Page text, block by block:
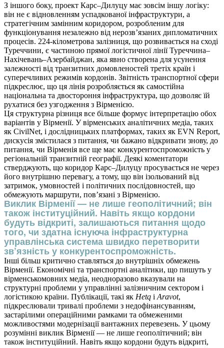
З іншого боку, проект Карс–Дилуцу має зовсім іншу логіку:
він не є відновленням успадкованої інфраструктури, а
стратегічним замінним коридором, розробленим для
функціонування незалежно від нерозв’язаних дипломатичних
процесів. 224-кілометрова залізниця, що розвивається на сході
Туреччини, є частиною прямої логістичної лінії Туреччина–
Нахічевань–Азербайджан, яка явно створена для усунення
залежності від транзитних домовленостей третіх країн і
суперечливих режимів кордонів. Звітність транспортної сфери
підкреслює, що ця лінія розробляється як самостійна
національна та двостороння інфраструктура, що дозволяє їй
рухатися без узгодження з Вірменією.
Ця структурна різниця все більше формує інтерпретацію обох
варіантів у Вірменії. У вірменських аналітичних медіа, таких
як CivilNet, і дослідницьких платформах, таких як EVN Report,
дискусія змістилася з питання, чи бажано відкривати знову, до
питання, чи Вірменія все ще має конкурентоспроможність у
регіональній транзитній географії. Деякі коментатори
стверджують, що коридор Карс–Дилуцу просувається не через
його внутрішню перевагу, а тому, що він ізольований від
затримок, умовностей і політичних послідовностей, що
обмежують маршрути, пов’язані з Вірменією.
Виклик Вірменії — не лише геополітичний; він
також інституційний. Навіть якщо кордони
будуть відкриті, залишаються питання щодо
того, чи здатна існуюча інфраструктурна
управлінська система швидко перетворити
зв’язність у конкурентоспроможність.
Інші більш критично ставляться до внутрішніх обмежень
Вірменії. Економічні та транспортні аналітики, що пишуть у
вірменськомовних медіа, неодноразово вказували на
структурні проблеми у управлінні залізничним сектором і
логістикою країни. Публікації, такі як Hetq і Aravot,
підкреслювали тривалі проблеми з недофінансуванням,
застарілими операційними рамками та обмеженими
можливостями модернізації вантажних перевезень. У цьому
розумінні виклик Вірменії — не лише геополітичний; він
також інституційний. Навіть якщо кордони будуть відкриті,